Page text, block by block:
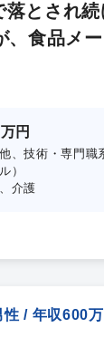
落とされ
、食品メ
円
、技術・専門職
）
介護
/ 年収600万